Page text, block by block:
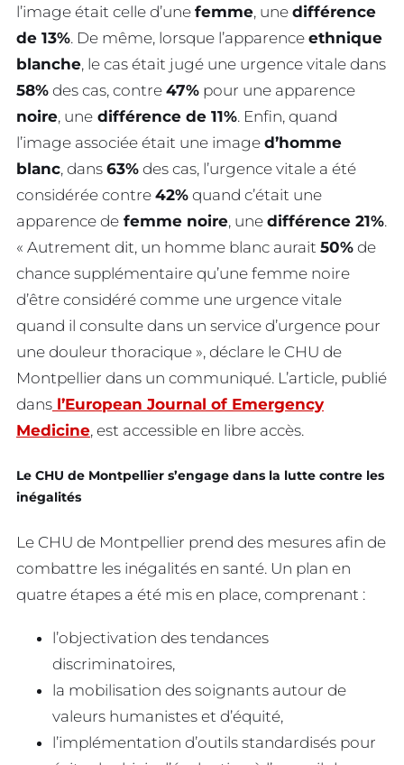
l’image était celle d’une femme, une différence
de 13%. De même, lorsque l’apparence ethnique
blanche, le cas était jugé une urgence vitale dans
58% des cas, contre 47% pour une apparence
noire, une différence de 11%. Enfin, quand
l’image associée était une image d’homme
blanc, dans 63% des cas, l’urgence vitale a été
considérée contre 42% quand c’était une
apparence de femme noire, une différence 21%.
« Autrement dit, un homme blanc aurait 50% de
chance supplémentaire qu’une femme noire
d’être considéré comme une urgence vitale
quand il consulte dans un service d’urgence pour
une douleur thoracique », déclare le CHU de
Montpellier dans un communiqué. L’article, publié
dans l’European Journal of Emergency
Medicine, est accessible en libre accès.
Le CHU de Montpellier s’engage dans la lutte contre les
inégalités
Le CHU de Montpellier prend des mesures afin de
combattre les inégalités en santé. Un plan en
quatre étapes a été mis en place, comprenant :
l’objectivation des tendances
discriminatoires,
la mobilisation des soignants autour de
valeurs humanistes et d’équité,
l’implémentation d’outils standardisés pour